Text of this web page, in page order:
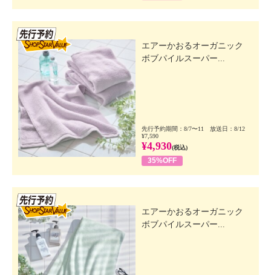
エアーかおるオーガニック
ボブパイルスーパー...
先行予約期間：8/7〜11 放送日：8/12
¥7,590
¥4,930(税込)
35%OFF
エアーかおるオーガニック
ボブパイルスーパー...